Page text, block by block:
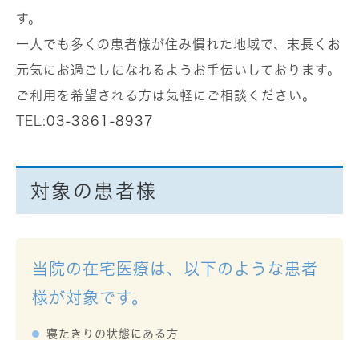
す。
一人でも多くの患者様が住み慣れた地域で、末長くお
元気にお過ごしになれるようお手伝いしております。
ご利用を希望される方は気軽にご相談ください。
TEL:03-3861-8937
対象の患者様
当院の在宅医療は、以下のような患者
様が対象です。
寝たきりの状態にある方